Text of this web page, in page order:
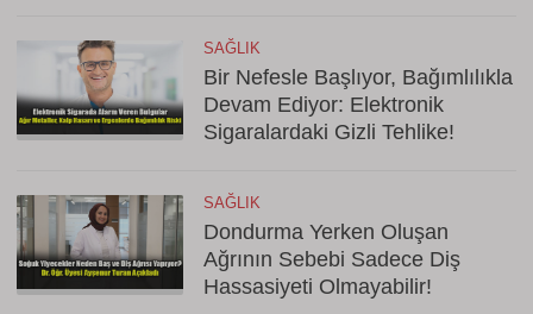
SAĞLIK
Bir Nefesle Başlıyor, Bağımlılıkla
Devam Ediyor: Elektronik
Sigaralardaki Gizli Tehlike!
SAĞLIK
Dondurma Yerken Oluşan
Ağrının Sebebi Sadece Diş
Hassasiyeti Olmayabilir!